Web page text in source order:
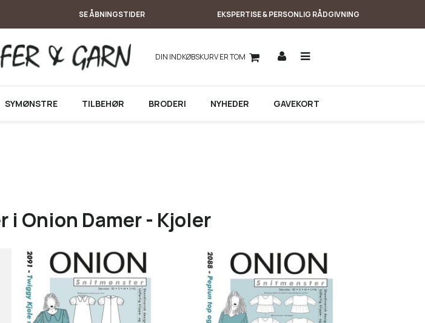
SE ÅBNINGSTIDER EKSPERTISE & PERSONLIG RÅDGIVNING
DIN INDKØBSKURV ER TOM
SYMØNSTRE TILBEHØR BRODERI NYHEDER GAVEKORT
Onion Damer - Kjoler